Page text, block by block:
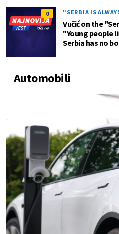
0 "SERBIA IS
Vučić on the
"Young people
Serbia has no
Automobili